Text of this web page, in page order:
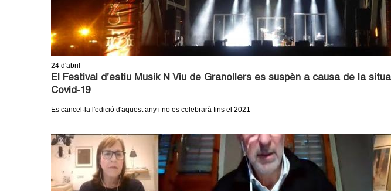
24 d'abril
El Festival d’estiu Musik N Viu de Granollers es suspèn a causa de la
Covid-19
Es cancel·la l'edició d'aquest any i no es celebrarà fins el 2021